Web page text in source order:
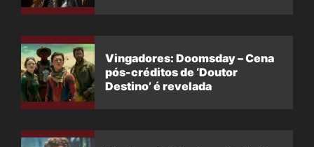
Vingadores: Doomsday – Cena
pós-créditos de ‘Doutor
Destino’ é revelada